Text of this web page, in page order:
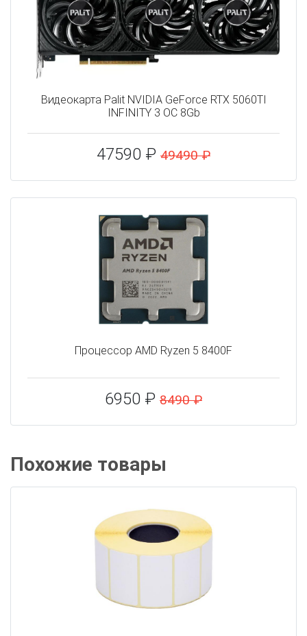
Видеокарта Palit NVIDIA GeForce RTX 5060TI
INFINITY 3 OC 8Gb
47590 ₽ 49490 ₽
Процессор AMD Ryzen 5 8400F
6950 ₽ 8490 ₽
Похожие товары